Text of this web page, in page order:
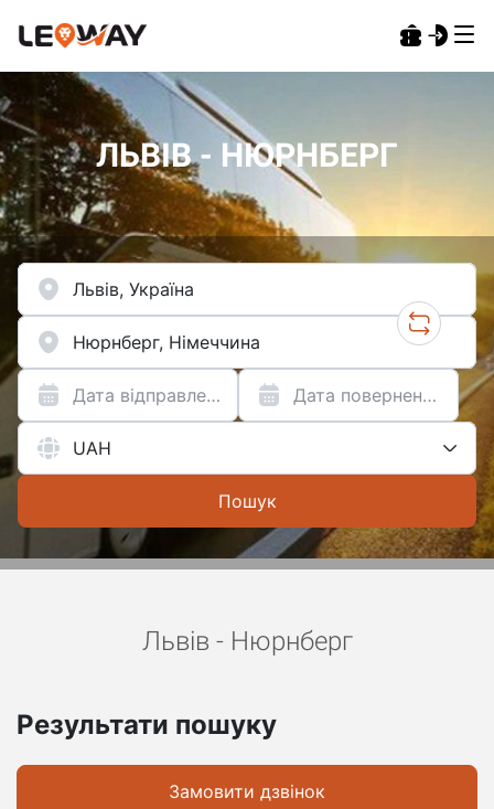
ЛЬВІВ - НЮРНБЕРГ
Дата відправлення Дата повернення
Пошук
Львів - Нюрнберг
Результати пошуку
Замовити дзвінок